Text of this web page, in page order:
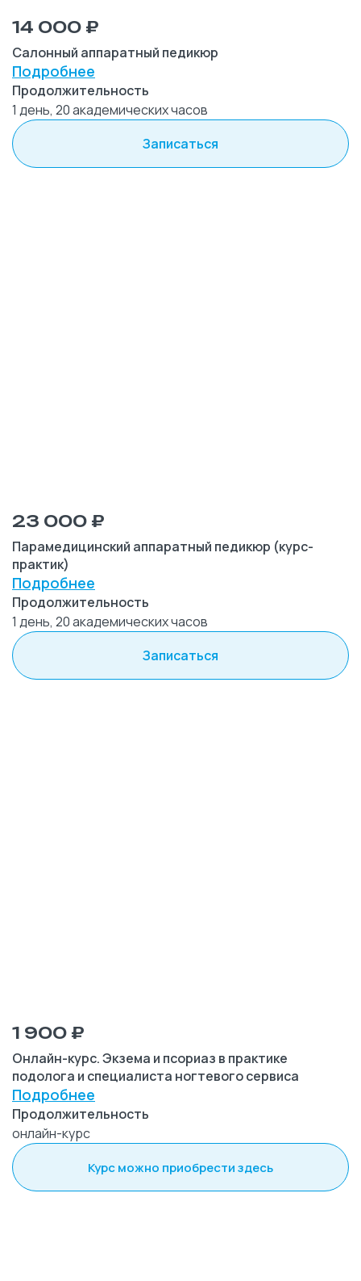
14 000 ₽
Салонный аппаратный педикюр
Подробнее
Продолжительность
1 день, 20 академических часов
Записаться
23 000 ₽
Парамедицинский аппаратный педикюр (курс-
практик)
Подробнее
Продолжительность
1 день, 20 академических часов
Записаться
1 900 ₽
Онлайн-курс. Экзема и псориаз в практике
подолога и специалиста ногтевого сервиса
Подробнее
Продолжительность
онлайн-курс
Курс можно приобрести здесь